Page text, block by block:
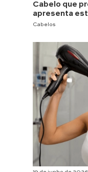
Cabelo que
apresenta
Cabelos